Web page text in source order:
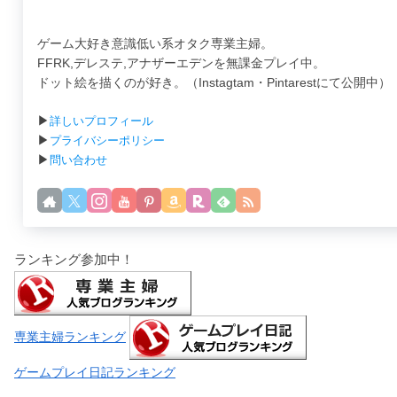
ゲーム大好き意識低い系オタク専業主婦。
FFRK,デレステ,アナザーエデンを無課金プレイ中。
ドット絵を描くのが好き。（Instagtam・Pintarestにて公開中）
▶ 詳しいプロフィール
▶ プライバシーポリシー
▶ 問い合わせ
ランキング参加中！
専業主婦ランキング
ゲームプレイ日記ランキング